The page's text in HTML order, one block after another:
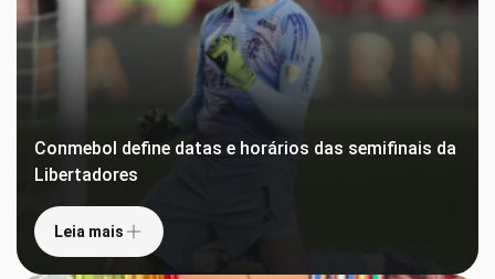
Conmebol define datas e horários das semifinais da
Libertadores
Leia mais